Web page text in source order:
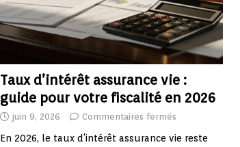
Taux d’intérêt assurance vie :
guide pour votre fiscalité en 2026
juin 9, 2026 Commentaires fermés
En 2026, le taux d’intérêt assurance vie reste